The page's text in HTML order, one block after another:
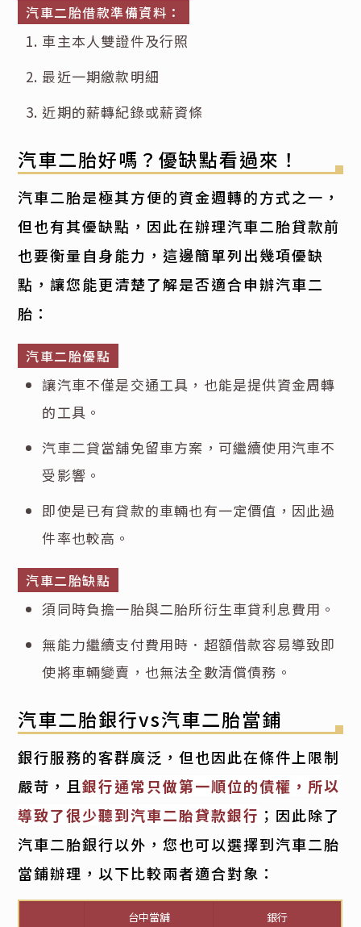
汽車二胎借款準備資料：
車主本人雙證件及行照
最近一期繳款明細
近期的薪轉紀錄或薪資條
汽車二胎好嗎？優缺點看過來！
汽車二胎是極其方便的資金週轉的方式之一，
但也有其優缺點，因此在辦理汽車二胎貸款前
也要衡量自身能力，這邊簡單列出幾項優缺
點，讓您能更清楚了解是否適合申辦汽車二
胎：
汽車二胎優點
讓汽車不僅是交通工具，也能是提供資金周轉
的工具。
汽車二貸當舖免留車方案，可繼續使用汽車不
受影響。
即使是已有貸款的車輛也有一定價值，因此過
件率也較高。
汽車二胎缺點
須同時負擔一胎與二胎所衍生車貸利息費用。
無能力繼續支付費用時．超額借款容易導致即
使將車輛變賣，也無法全數清償債務。
汽車二胎銀行vs汽車二胎當鋪
銀行服務的客群廣泛，但也因此在條件上限制
嚴苛，且銀行通常只做第一順位的債權，所以
導致了很少聽到汽車二胎貸款銀行 ；因此除了
汽車二胎銀行以外，您也可以選擇到汽車二胎
當鋪辦理，以下比較兩者適合對象：
台中當舖 銀行